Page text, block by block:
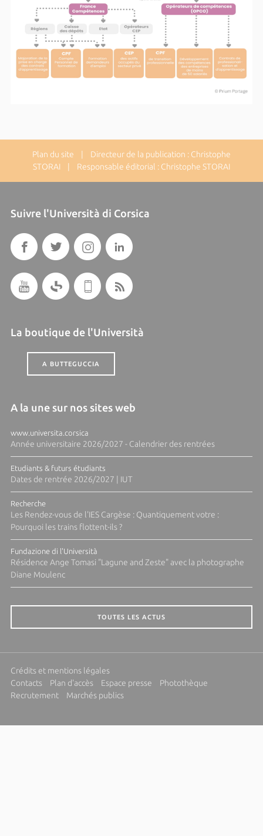
Plan du site | Directeur de la publication : Christophe
STORAI | Responsable éditorial : Christophe STORAI
Suivre l'Università di Corsica
La boutique de l'Università
A BUTTEGUCCIA
A la une sur nos sites web
www.universita.corsica
Année universitaire 2026/2027 - Calendrier des rentrées
Etudiants & futurs étudiants
Dates de rentrée 2026/2027 | IUT
Recherche
Les Rendez-vous de l'IES Cargèse : Quantiquement votre :
Pourquoi les trains flottent-ils ?
Fundazione di l'Università
Résidence Ange Tomasi "Lagune and Zeste" avec la photographe
Diane Moulenc
TOUTES LES ACTUS
Crédits et mentions légales
Contacts
Plan d'accès Espace presse
Photothèque
Recrutement
Marchés publics